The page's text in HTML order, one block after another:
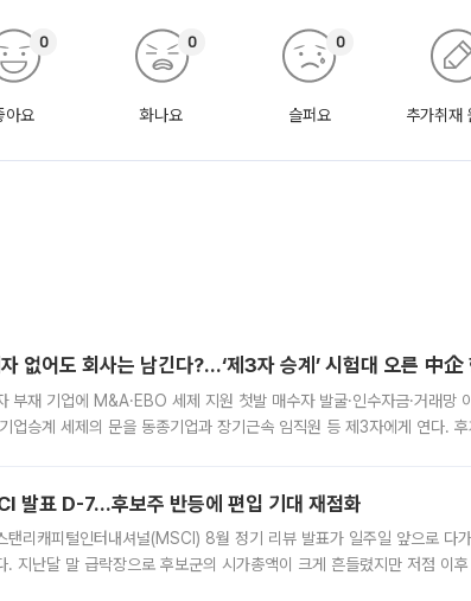
아요
0
화나요
0
슬퍼요
0
추가취재
없어도 회사는 남긴다?…‘제3자 승계’ 시험대 오른 中
부재 기업에 M&A·EBO 세제 지원 첫발 매수자 발굴·인수자금·거래망
업승계 세제의 문을 동종기업과 장기근속 임직원 등 제3자에게 연다.
발표 D-7…후보주 반등에 편입 기대 재점화
탠리캐피털인터내셔널(MSCI) 8월 정기 리뷰 발표가 일주일 앞으로 다
. 지난달 말 급락장으로 후보군의 시가총액이 크게 흔들렸지만 저점 이